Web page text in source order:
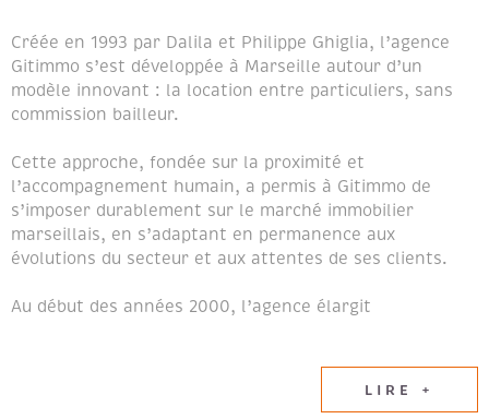
Créée en 1993 par Dalila et Philippe Ghiglia, l’agence
Gitimmo s’est développée à Marseille autour d’un
modèle innovant : la location entre particuliers, sans
commission bailleur.
Cette approche, fondée sur la proximité et
l’accompagnement humain, a permis à Gitimmo de
s’imposer durablement sur le marché immobilier
marseillais, en s’adaptant en permanence aux
évolutions du secteur et aux attentes de ses clients.
Au début des années 2000, l’agence élargit
LIRE +